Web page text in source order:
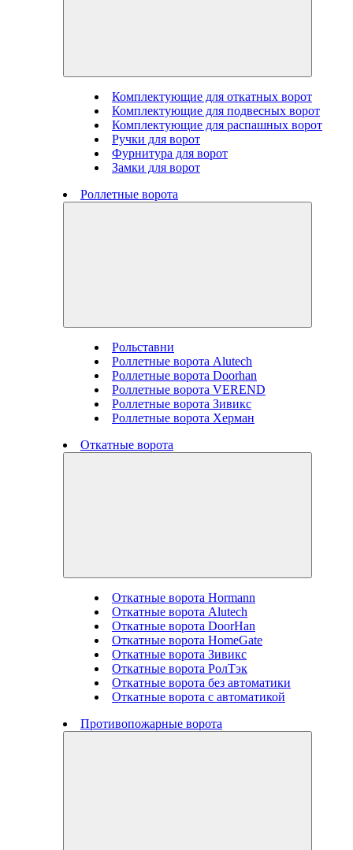
Комплектующие для откатных ворот
Комплектующие для подвесных ворот
Комплектующие для распашных ворот
Ручки для ворот
Фурнитура для ворот
Замки для ворот
Роллетные ворота
Рольставни
Роллетные ворота Alutech
Роллетные ворота Doorhan
Роллетные ворота VEREND
Роллетные ворота Зивикс
Роллетные ворота Херман
Откатные ворота
Откатные ворота Hormann
Откатные ворота Alutech
Откатные ворота DoorHan
Откатные ворота HomeGate
Откатные ворота Зивикс
Откатные ворота РолТэк
Откатные ворота без автоматики
Откатные ворота с автоматикой
Противопожарные ворота